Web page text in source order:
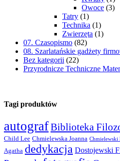
Owoce (3)
Tatry (1)
Technika (1)
Zwierzęta (1)
07. Czasopismo (82)
08. Szarlatańskie gadżety
Bez kategorii (22)
Przyrodnicze Techniczne
Tagi produktów
autografBiblioteka
Child Lee Chmielewska Joanna Chmielewski
Agatha dedykacja Dostojewski